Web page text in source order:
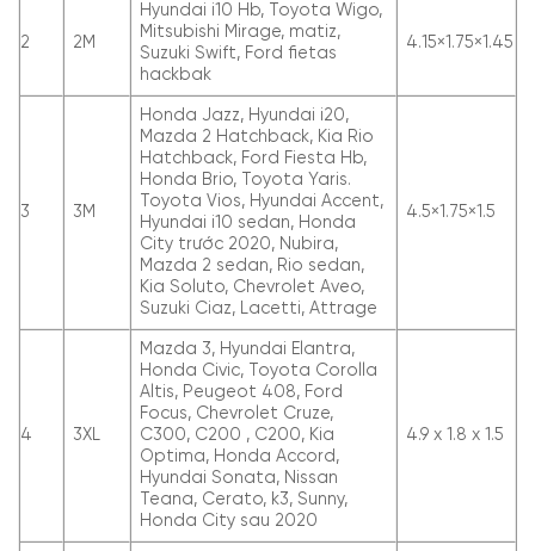
2 2M
Hyundai i10 Hb, Toyota Wigo,
Mitsubishi Mirage, matiz,
Suzuki Swift, Ford fietas
hackbak
4.15×1.75×1.45
3 3M
Honda Jazz, Hyundai i20,
Mazda 2 Hatchback, Kia Rio
Hatchback, Ford Fiesta Hb,
Honda Brio, Toyota Yaris.
Toyota Vios, Hyundai Accent,
Hyundai i10 sedan, Honda
City trước 2020, Nubira,
Mazda 2 sedan, Rio sedan,
Kia Soluto, Chevrolet Aveo,
Suzuki Ciaz, Lacetti, Attrage
4.5×1.75×1.5
4 3XL
Mazda 3, Hyundai Elantra,
Honda Civic, Toyota Corolla
Altis, Peugeot 408, Ford
Focus, Chevrolet Cruze,
C300, C200 , C200, Kia
Optima, Honda Accord,
Hyundai Sonata, Nissan
Teana, Cerato, k3, Sunny,
Honda City sau 2020
4.9 x 1.8 x 1.5